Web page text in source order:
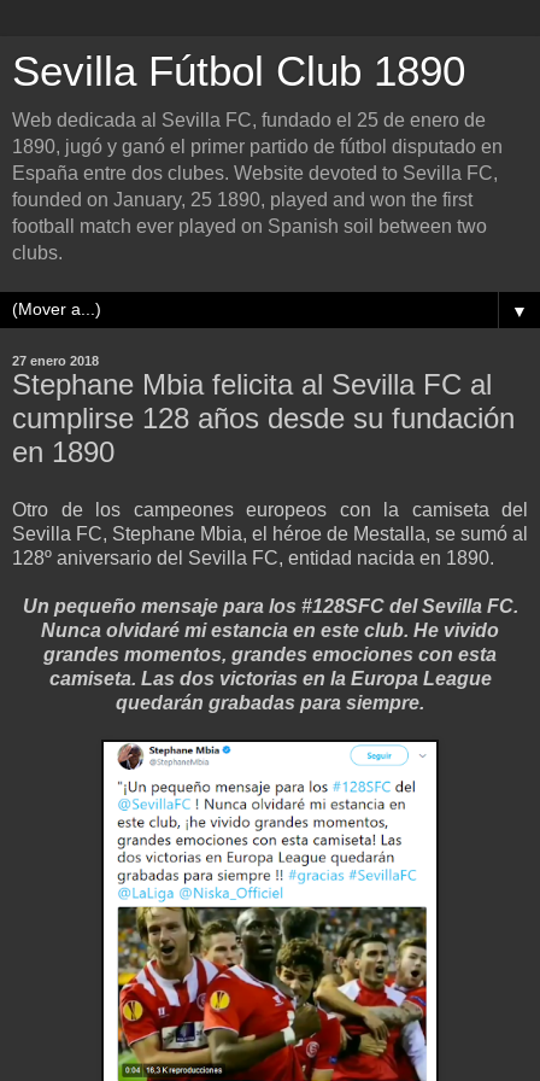
Sevilla Fútbol Club 1890
Web dedicada al Sevilla FC, fundado el 25 de enero de
1890, jugó y ganó el primer partido de fútbol disputado en
España entre dos clubes. Website devoted to Sevilla FC,
founded on January, 25 1890, played and won the first
football match ever played on Spanish soil between two
clubs.
▼
27 enero 2018
Stephane Mbia felicita al Sevilla FC al
cumplirse 128 años desde su fundación
en 1890
Otro de los campeones europeos con la camiseta del
Sevilla FC, Stephane Mbia, el héroe de Mestalla, se sumó al
128º aniversario del Sevilla FC, entidad nacida en 1890.
Un pequeño mensaje para los #128SFC del Sevilla FC.
Nunca olvidaré mi estancia en este club. He vivido
grandes momentos, grandes emociones con esta
camiseta. Las dos victorias en la Europa League
quedarán grabadas para siempre.